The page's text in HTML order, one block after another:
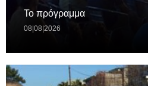
Το πρόγραμμα
08|08|2026